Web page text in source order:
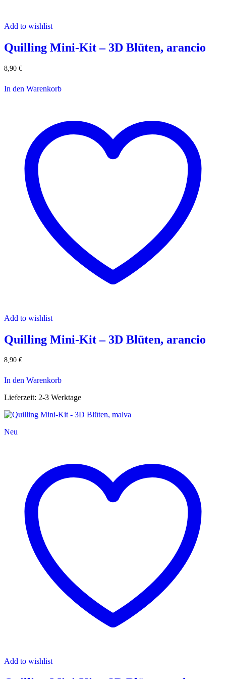
Add to wishlist
Quilling Mini-Kit – 3D Blüten, arancio
8,90 €
In den Warenkorb
Add to wishlist
Quilling Mini-Kit – 3D Blüten, arancio
8,90 €
In den Warenkorb
Lieferzeit: 2-3 Werktage
Neu
Add to wishlist